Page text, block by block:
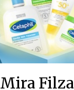
Mira